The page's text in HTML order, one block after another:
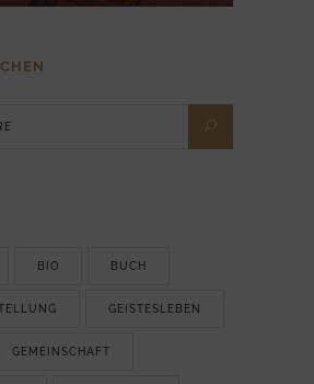
BIO BUCH
GEISTESLEBEN
GEMEINSCHAFT